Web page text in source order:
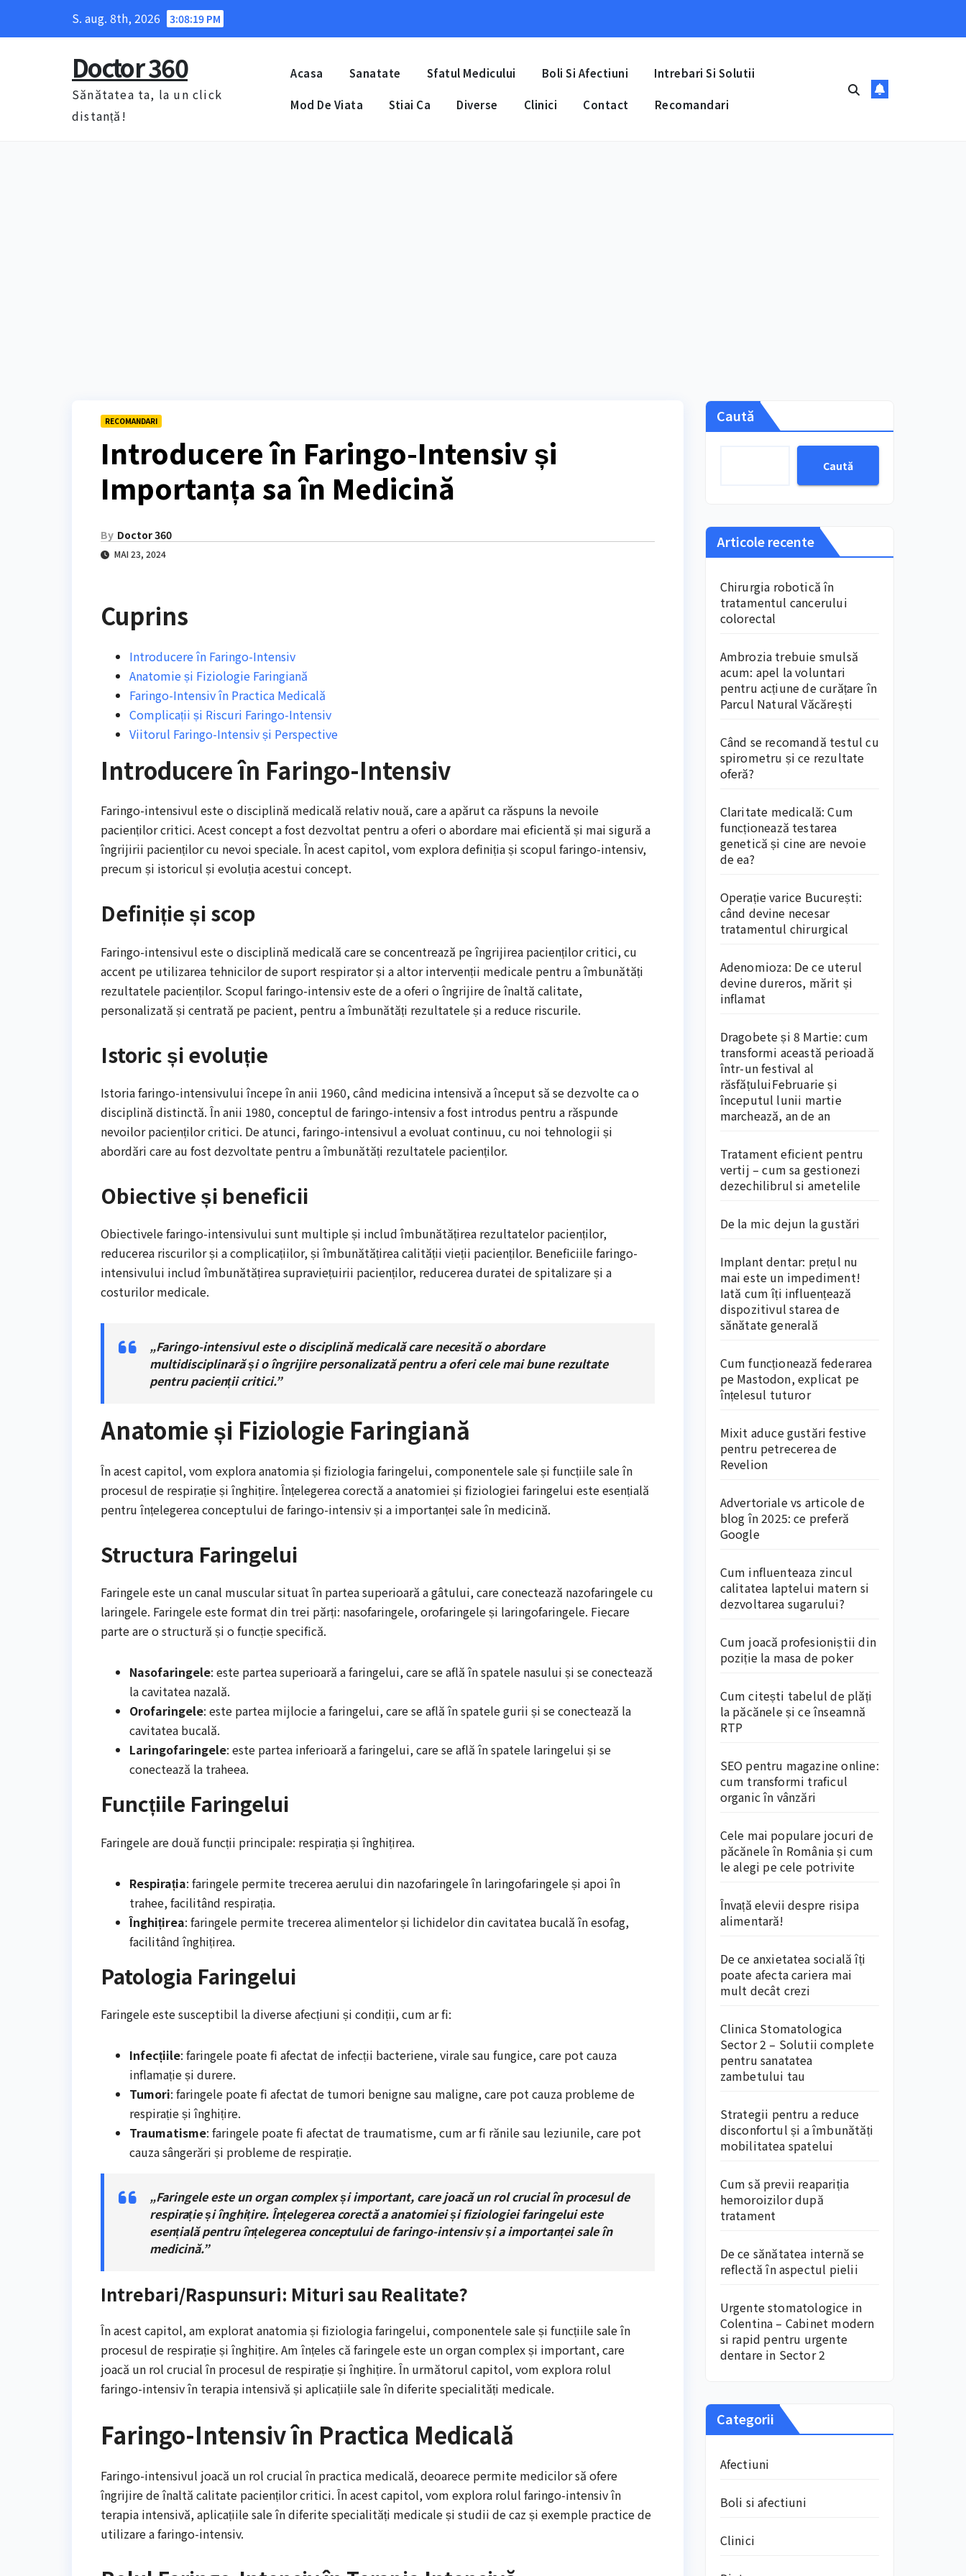
S. aug. 8th, 2026 3:08:20 PM
Doctor 360
Sănătatea ta, la un click
distanță!
Acasa Sanatate Sfatul Medicului Boli Si Afectiuni Intrebari Si Solutii
Mod De Viata Stiai Ca Diverse Clinici Contact Recomandari
RECOMANDARI
Introducere în Faringo-Intensiv și
Importanța sa în Medicină
By Doctor 360
MAI 23, 2024
Cuprins
Introducere în Faringo-Intensiv
Anatomie și Fiziologie Faringiană
Faringo-Intensiv în Practica Medicală
Complicații și Riscuri Faringo-Intensiv
Viitorul Faringo-Intensiv și Perspective
Introducere în Faringo-Intensiv
Faringo-intensivul este o disciplină medicală relativ nouă, care a apărut ca răspuns la nevoile
pacienților critici. Acest concept a fost dezvoltat pentru a oferi o abordare mai eficientă și mai sigură a
îngrijirii pacienților cu nevoi speciale. În acest capitol, vom explora definiția și scopul faringo-intensiv,
precum și istoricul și evoluția acestui concept.
Definiție și scop
Faringo-intensivul este o disciplină medicală care se concentrează pe îngrijirea pacienților critici, cu
accent pe utilizarea tehnicilor de suport respirator și a altor intervenții medicale pentru a îmbunătăți
rezultatele pacienților. Scopul faringo-intensiv este de a oferi o îngrijire de înaltă calitate,
personalizată și centrată pe pacient, pentru a îmbunătăți rezultatele și a reduce riscurile.
Istoric și evoluție
Istoria faringo-intensivului începe în anii 1960, când medicina intensivă a început să se dezvolte ca o
disciplină distinctă. În anii 1980, conceptul de faringo-intensiv a fost introdus pentru a răspunde
nevoilor pacienților critici. De atunci, faringo-intensivul a evoluat continuu, cu noi tehnologii și
abordări care au fost dezvoltate pentru a îmbunătăți rezultatele pacienților.
Obiective și beneficii
Obiectivele faringo-intensivului sunt multiple și includ îmbunătățirea rezultatelor pacienților,
reducerea riscurilor și a complicațiilor, și îmbunătățirea calității vieții pacienților. Beneficiile faringo-
intensivului includ îmbunătățirea supraviețuirii pacienților, reducerea duratei de spitalizare și a
costurilor medicale.
„Faringo-intensivul este o disciplină medicală care necesită o abordare
multidisciplinară și o îngrijire personalizată pentru a oferi cele mai bune rezultate
pentru pacienții critici.”
Anatomie și Fiziologie Faringiană
În acest capitol, vom explora anatomia și fiziologia faringelui, componentele sale și funcțiile sale în
procesul de respirație și înghițire. Înțelegerea corectă a anatomiei și fiziologiei faringelui este esențială
pentru înțelegerea conceptului de faringo-intensiv și a importanței sale în medicină.
Structura Faringelui
Faringele este un canal muscular situat în partea superioară a gâtului, care conectează nazofaringele cu
laringele. Faringele este format din trei părți: nasofaringele, orofaringele și laringofaringele. Fiecare
parte are o structură și o funcție specifică.
Nasofaringele: este partea superioară a faringelui, care se află în spatele nasului și se conectează
la cavitatea nazală.
Orofaringele: este partea mijlocie a faringelui, care se află în spatele gurii și se conectează la
cavitatea bucală.
Laringofaringele: este partea inferioară a faringelui, care se află în spatele laringelui și se
conectează la traheea.
Funcțiile Faringelui
Faringele are două funcții principale: respirația și înghițirea.
Respirația: faringele permite trecerea aerului din nazofaringele în laringofaringele și apoi în
trahee, facilitând respirația.
Înghițirea: faringele permite trecerea alimentelor și lichidelor din cavitatea bucală în esofag,
facilitând înghițirea.
Patologia Faringelui
Faringele este susceptibil la diverse afecțiuni și condiții, cum ar fi:
Infecțiile: faringele poate fi afectat de infecții bacteriene, virale sau fungice, care pot cauza
inflamație și durere.
Tumori: faringele poate fi afectat de tumori benigne sau maligne, care pot cauza probleme de
respirație și înghițire.
Traumatisme: faringele poate fi afectat de traumatisme, cum ar fi rănile sau leziunile, care pot
cauza sângerări și probleme de respirație.
„Faringele este un organ complex și important, care joacă un rol crucial în procesul de
respirație și înghițire. Înțelegerea corectă a anatomiei și fiziologiei faringelui este
esențială pentru înțelegerea conceptului de faringo-intensiv și a importanței sale în
medicină.”
Intrebari/Raspunsuri: Mituri sau Realitate?
În acest capitol, am explorat anatomia și fiziologia faringelui, componentele sale și funcțiile sale în
procesul de respirație și înghițire. Am înțeles că faringele este un organ complex și important, care
joacă un rol crucial în procesul de respirație și înghițire. În următorul capitol, vom explora rolul
faringo-intensiv în terapia intensivă și aplicațiile sale în diferite specialități medicale.
Faringo-Intensiv în Practica Medicală
Faringo-intensivul joacă un rol crucial în practica medicală, deoarece permite medicilor să ofere
îngrijire de înaltă calitate pacienților critici. În acest capitol, vom explora rolul faringo-intensiv în
terapia intensivă, aplicațiile sale în diferite specialități medicale și studii de caz și exemple practice de
utilizare a faringo-intensiv.
Caută
Caută
Articole recente
Chirurgia robotică în
tratamentul cancerului
colorectal
Ambrozia trebuie smulsă
acum: apel la voluntari
pentru acțiune de curățare în
Parcul Natural Văcărești
Când se recomandă testul cu
spirometru și ce rezultate
oferă?
Claritate medicală: Cum
funcționează testarea
genetică și cine are nevoie
de ea?
Operație varice București:
când devine necesar
tratamentul chirurgical
Adenomioza: De ce uterul
devine dureros, mărit și
inflamat
Dragobete și 8 Martie: cum
transformi această perioadă
într-un festival al
răsfățuluiFebruarie și
începutul lunii martie
marchează, an de an
Tratament eficient pentru
vertij – cum sa gestionezi
dezechilibrul si ametelile
De la mic dejun la gustări
Implant dentar: prețul nu
mai este un impediment!
Iată cum îți influențează
dispozitivul starea de
sănătate generală
Cum funcționează federarea
pe Mastodon, explicat pe
înțelesul tuturor
Mixit aduce gustări festive
pentru petrecerea de
Revelion
Advertoriale vs articole de
blog în 2025: ce preferă
Google
Cum influenteaza zincul
calitatea laptelui matern si
dezvoltarea sugarului?
Cum joacă profesioniștii din
poziție la masa de poker
Cum citești tabelul de plăți
la păcănele și ce înseamnă
RTP
SEO pentru magazine online:
cum transformi traficul
organic în vânzări
Cele mai populare jocuri de
păcănele în România și cum
le alegi pe cele potrivite
Învață elevii despre risipa
alimentară!
De ce anxietatea socială îți
poate afecta cariera mai
mult decât crezi
Clinica Stomatologica
Sector 2 – Solutii complete
pentru sanatatea
zambetului tau
Strategii pentru a reduce
disconfortul și a îmbunătăți
mobilitatea spatelui
Cum să previi reapariția
hemoroizilor după
tratament
De ce sănătatea internă se
reflectă în aspectul pielii
Urgente stomatologice in
Colentina – Cabinet modern
si rapid pentru urgente
dentare in Sector 2
Categorii
Afectiuni
Boli si afectiuni
Clinici